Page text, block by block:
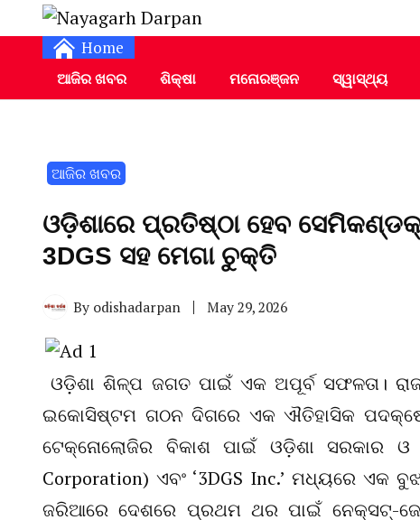
Nayagarh Darpan
Daily Odia News
Home
ଆଜିର ଖବର ଶିକ୍ଷା ମନୋରଞ୍ଜନ ସ୍ୱାସ୍ଥ୍ୟ
ଆଜିର ଖବର
ଓଡ଼ିଶାରେ ପ୍ରତିଷ୍ଠା ହେବ
3DGS ସହ ମେଗା ଚୁକ୍ତି
By odishadarpan May 29, 2026
ଓଡ଼ିଶା ଶିଳ୍ପ ଜଗତ ପାଇଁ ଏକ ଅପୂର୍ବ ସଫଳତା।
ଇକୋସିଷ୍ଟମ ଗଠନ ଦିଗରେ ଏକ ଐତିହାସିକ
ଟେକ୍ନୋଲୋଜିର ବିକାଶ ପାଇଁ ଓଡ଼ିଶା ସରକାର ଓ
Corporation) ଏବଂ ‘3DGS Inc.’ ମଧ୍ୟରେ ଏକ
ଜରିଆରେ ଦେଶରେ ପ୍ରଥମ ଥର ପାଇଁ ନେକ୍ସଟ୍-